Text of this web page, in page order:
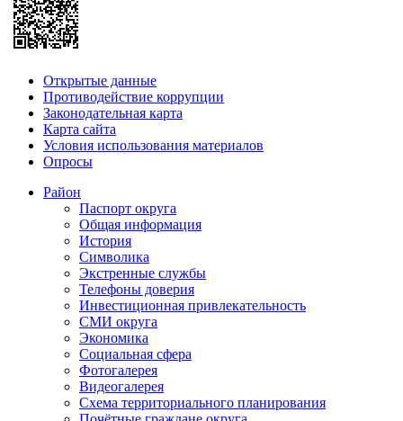
Открытые данные
Противодействие коррупции
Законодательная карта
Карта сайта
Условия использования материалов
Опросы
Район
Паспорт округа
Общая информация
История
Символика
Экстренные службы
Телефоны доверия
Инвестиционная привлекательность
СМИ округа
Экономика
Социальная сфера
Фотогалерея
Видеогалерея
Схема территориального планирования